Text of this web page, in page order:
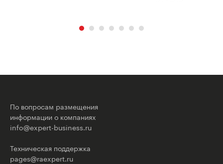
По вопросам размещения
информации о компаниях
info@expert-business.ru
Техническая поддержка
pages@raexpert.ru